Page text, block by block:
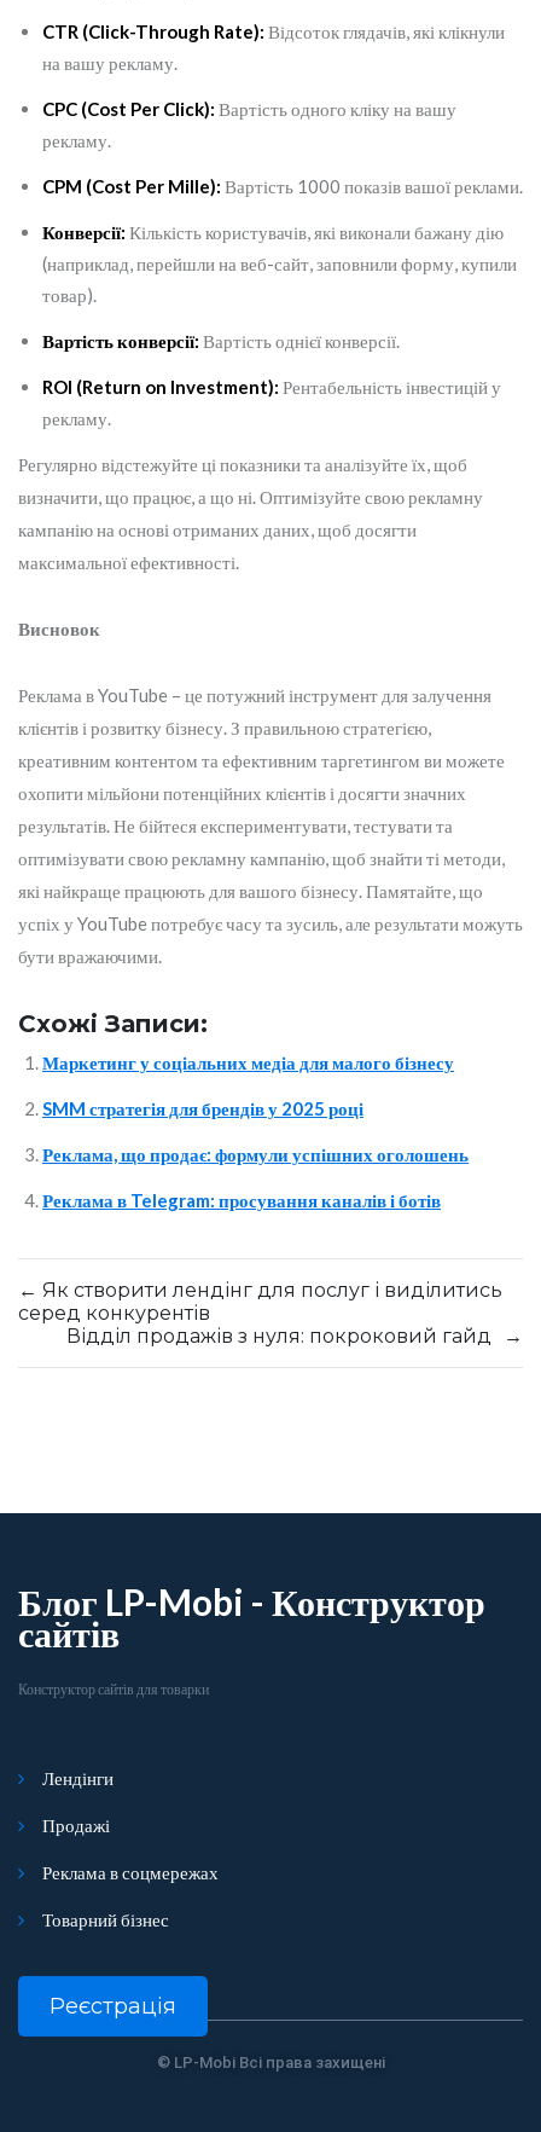
CTR (Click-Through Rate): Відсоток глядачів, які клікнули
на вашу рекламу.
CPC (Cost Per Click): Вартість одного кліку на вашу
рекламу.
CPM (Cost Per Mille): Вартість 1000 показів вашої реклами.
Конверсії: Кількість користувачів, які виконали бажану дію
(наприклад, перейшли на веб-сайт, заповнили форму, купили
товар).
Вартість конверсії: Вартість однієї конверсії.
ROI (Return on Investment): Рентабельність інвестицій у
рекламу.
Регулярно відстежуйте ці показники та аналізуйте їх, щоб
визначити, що працює, а що ні. Оптимізуйте свою рекламну
кампанію на основі отриманих даних, щоб досягти
максимальної ефективності.
Висновок
Реклама в YouTube – це потужний інструмент для залучення
клієнтів і розвитку бізнесу. З правильною стратегією,
креативним контентом та ефективним таргетингом ви можете
охопити мільйони потенційних клієнтів і досягти значних
результатів. Не бійтеся експериментувати, тестувати та
оптимізувати свою рекламну кампанію, щоб знайти ті методи,
які найкраще працюють для вашого бізнесу. Памятайте, що
успіх у YouTube потребує часу та зусиль, але результати можуть
бути вражаючими.
Схожі Записи:
Маркетинг у соціальних медіа для малого бізнесу
SMM стратегія для брендів у 2025 році
Реклама, що продає: формули успішних оголошень
Реклама в Telegram: просування каналів і ботів
← Як створити лендінг для послуг і виділитись
серед конкурентів
→
Відділ продажів з нуля: покроковий гайд
Блог LP-Mobi - Конструктор
сайтів
Конструктор сайтів для товарки
Лендінги
Продажі
Реклама в соцмережах
Товарний бізнес
Реєстрація
© LP-Mobi Всі права захищені